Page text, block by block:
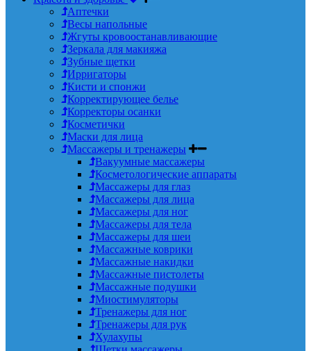
Аптечки
Весы напольные
Жгуты кровоостанавливающие
Зеркала для макияжа
Зубные щетки
Ирригаторы
Кисти и спонжи
Корректирующее белье
Корректоры осанки
Косметички
Маски для лица
Массажеры и тренажеры
Вакуумные массажеры
Косметологические аппараты
Массажеры для глаз
Массажеры для лица
Массажеры для ног
Массажеры для тела
Массажеры для шеи
Массажные коврики
Массажные накидки
Массажные пистолеты
Массажные подушки
Миостимуляторы
Тренажеры для ног
Тренажеры для рук
Хулахупы